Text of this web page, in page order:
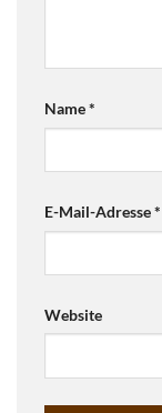
Name*
E-Mail-Adresse*
Website